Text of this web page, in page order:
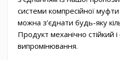
системи компресійної
можна з’єднати будь-яку
Продукт механічно стійкий
випромінювання.